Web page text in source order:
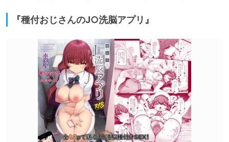
『種付おじさんのJ○洗脳アプリ』